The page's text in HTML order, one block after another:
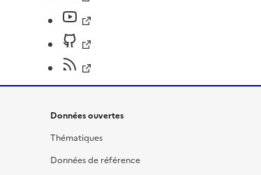
Données ouvertes
Thématiques
Données de référence